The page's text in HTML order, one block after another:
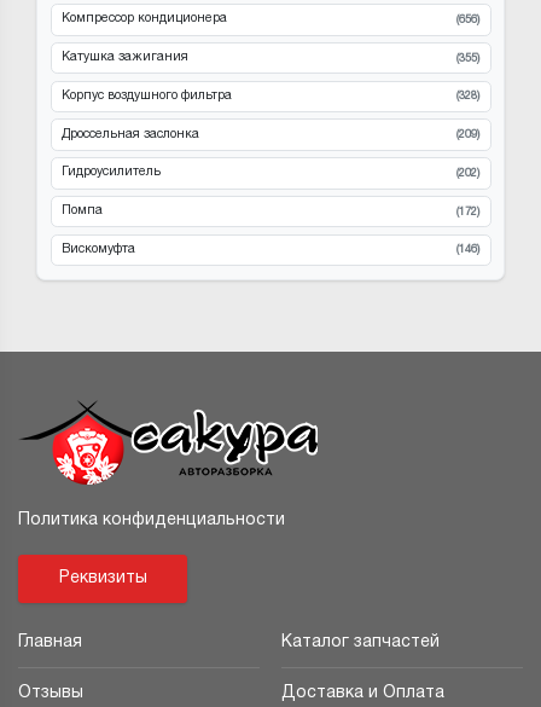
Компрессор кондиционера (656)
Катушка зажигания (355)
Корпус воздушного фильтра (328)
Дроссельная заслонка (209)
Гидроусилитель (202)
Помпа (172)
Вискомуфта (146)
Политика конфиденциальности
Реквизиты
Главная Каталог запчастей
Отзывы Доставка и Оплата